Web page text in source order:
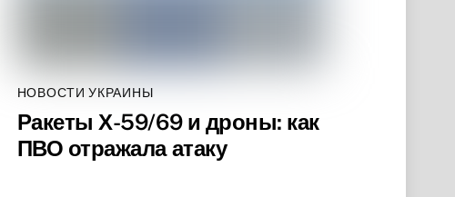
НОВОСТИ УКРАИНЫ
Ракеты Х-59/69 и дроны: как
ПВО отражала атаку